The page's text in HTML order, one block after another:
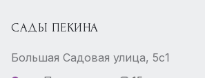
САДЫ ПЕКИНА
Большая Садовая улица, 5с1